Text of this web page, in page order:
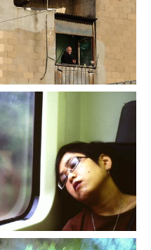
04_fran_simo_0027_FSC_9497_CN
X-justPictures-Retail-Street-
photography-street-
portraits.es.jpg
06_fran_simo_0029_GSC_2765_C
NX-justPictures-Street-
photography-street-
portraits.es.jpg